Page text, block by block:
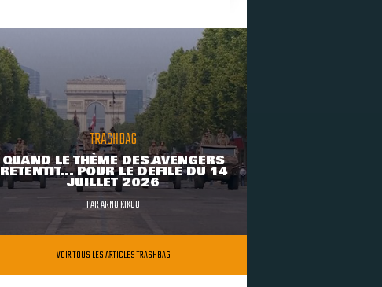
TRASHBAG
QUAND LE THÈME DES AVENGERS
RETENTIT... POUR LE DÉFILÉ DU 14
JUILLET 2026
PARARNO KIKOO
VOIR TOUS LES ARTICLES TRASHBAG